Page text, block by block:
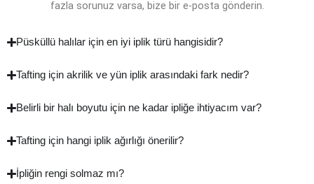
fazla sorunuz varsa, bize bir e-posta gönderin.
Püsküllü halılar için en iyi iplik türü hangisidir?
Tafting için akrilik ve yün iplik arasındaki fark nedir?
Belirli bir halı boyutu için ne kadar ipliğe ihtiyacım var?
Tafting için hangi iplik ağırlığı önerilir?
İpliğin rengi solmaz mı?